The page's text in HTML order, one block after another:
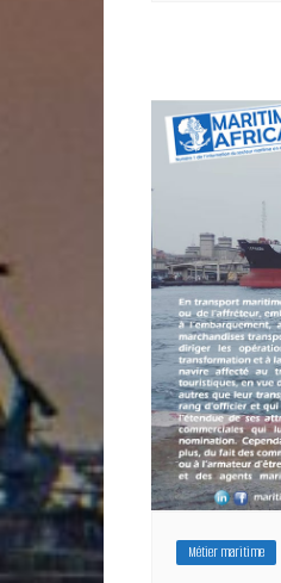
Métier maritime